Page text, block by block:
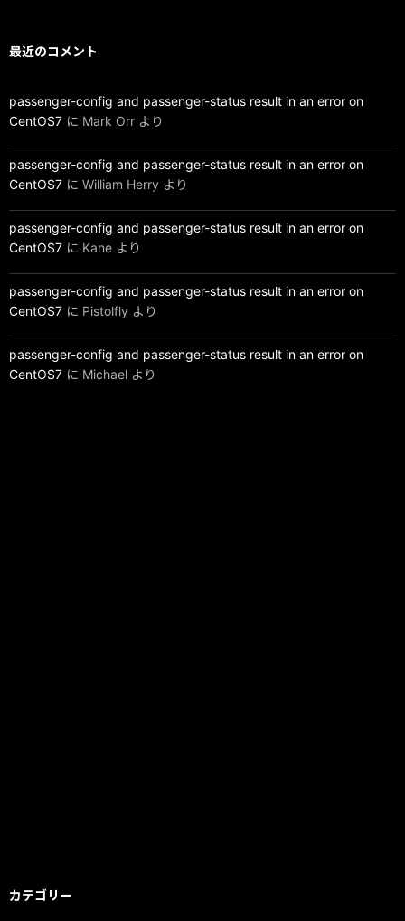
最近のコメント
passenger-config and passenger-status result in an error on
CentOS7 に Mark Orr より
passenger-config and passenger-status result in an error on
CentOS7 に William Herry より
passenger-config and passenger-status result in an error on
CentOS7 に Kane より
passenger-config and passenger-status result in an error on
CentOS7 に Pistolfly より
passenger-config and passenger-status result in an error on
CentOS7 に Michael より
カテゴリー